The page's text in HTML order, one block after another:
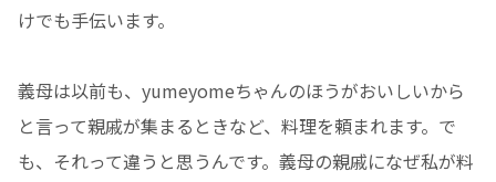
けでも手伝います。
義母は以前も、yumeyomeちゃんのほうがおいしいから
と言って親戚が集まるときなど、料理を頼まれます。で
も、それって違うと思うんです。義母の親戚になぜ私が料